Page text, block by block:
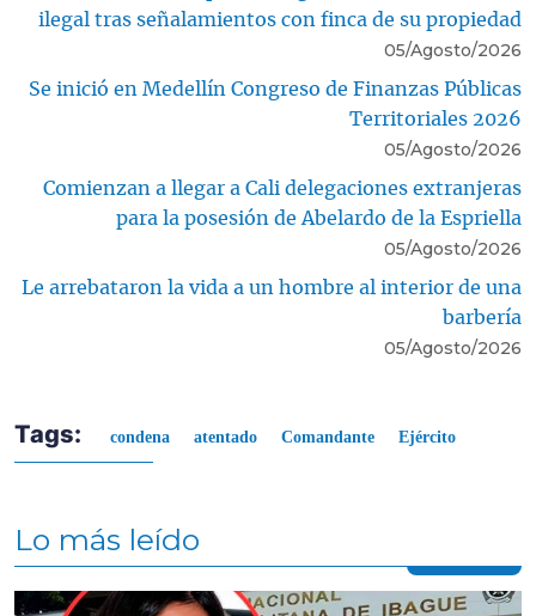
ilegal tras señalamientos con finca de su propiedad
05/Agosto/2026
Se inició en Medellín Congreso de Finanzas Públicas
Territoriales 2026
05/Agosto/2026
Comienzan a llegar a Cali delegaciones extranjeras
para la posesión de Abelardo de la Espriella
05/Agosto/2026
Le arrebataron la vida a un hombre al interior de una
barbería
05/Agosto/2026
Tags: condena atentado Comandante Ejército
Lo más leído
Contenido multimedia principal